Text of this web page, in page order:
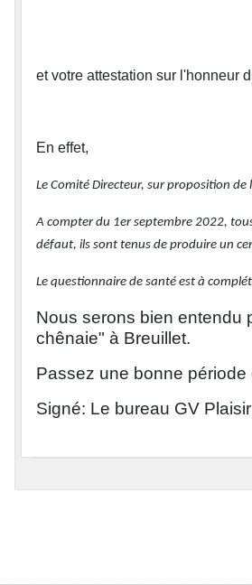
et votre attestation sur l'honneur
En effet,
Le Comité Directeur, sur proposition
A compter du 1er septembre 2022,
défaut, ils sont tenus de produire un
Le questionnaire de santé est à
Nous serons bien entendu
chênaie" à Breuillet.
Passez une bonne
Signé: Le bureau GV